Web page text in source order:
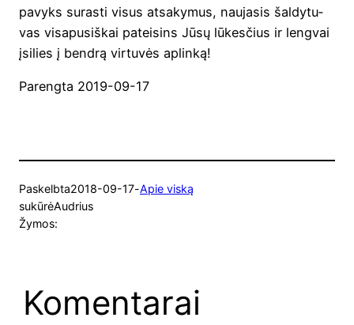
pavyks suras­ti visus atsa­ky­mus, nau­ja­sis šal­dy­tu­
vas visa­pu­siš­kai patei­sins Jūsų lūkes­čius ir leng­vai
įsi­lies į bend­rą vir­tu­vės aplinką!
Pareng­ta 2019-09-17
Paskelbta2018-09-17-Apie viską
sukūrėAudrius
Žymos:
Komentarai